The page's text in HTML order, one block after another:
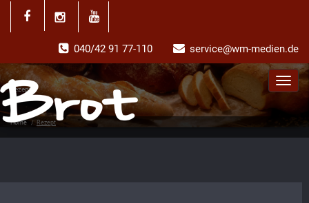
040/42 91 77-110 service@wm-medien.de
Rezept
Home / Rezept